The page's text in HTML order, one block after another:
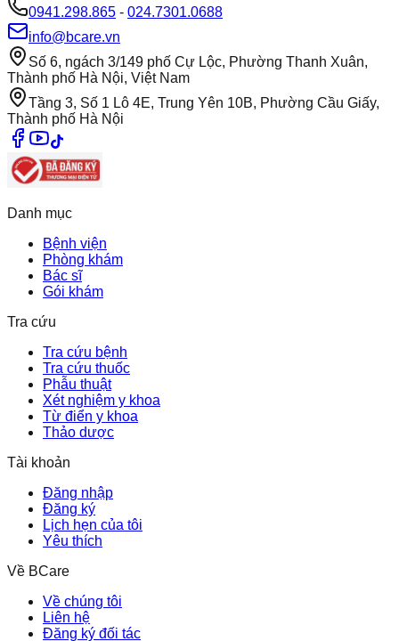
0941.298.865 - 024.7301.0688
info@bcare.vn
Số 6, ngách 3/149 phố Cự Lộc, Phường Thanh Xuân,
Thành phố Hà Nội, Việt Nam
Tầng 3, Số 1 Lô 4E, Trung Yên 10B, Phường Cầu Giấy,
Thành phố Hà Nội
Danh mục
Bệnh viện
Phòng khám
Bác sĩ
Gói khám
Tra cứu
Tra cứu bệnh
Tra cứu thuốc
Phẫu thuật
Xét nghiệm y khoa
Từ điển y khoa
Thảo dược
Tài khoản
Đăng nhập
Đăng ký
Lịch hẹn của tôi
Yêu thích
Về BCare
Về chúng tôi
Liên hệ
Đăng ký đối tác